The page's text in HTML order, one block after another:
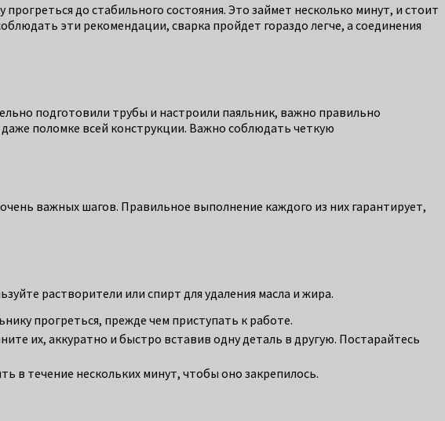
до стабильного состояния. Это займет несколько минут, и стоит
эти рекомендации, сварка пройдет гораздо легче, а соединения
подготовили трубы и настроили паяльник, важно правильно
поломке всей конструкции. Важно соблюдать четкую
важных шагов. Правильное выполнение каждого из них гарантирует,
растворители или спирт для удаления масла и жира.
прогреться, прежде чем приступать к работе.
их, аккуратно и быстро вставив одну деталь в другую. Постарайтесь
в течение нескольких минут, чтобы оно закрепилось.